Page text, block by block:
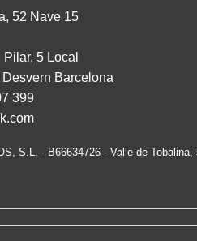
52 Nave 15
5 Local
Barcelona
399
S.L. - B66634726 - Valle de